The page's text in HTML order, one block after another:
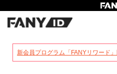
新会員プログラム「FANYリワード